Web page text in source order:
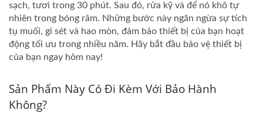
sạch, tươi trong 30 phút. Sau đó, rửa kỹ và để nó khô tự
nhiên trong bóng râm. Những bước này ngăn ngừa sự tích
tụ muối, gỉ sét và hao mòn, đảm bảo thiết bị của bạn hoạt
động tối ưu trong nhiều năm. Hãy bắt đầu bảo vệ thiết bị
của bạn ngay hôm nay!
Sản Phẩm Này Có Đi Kèm Với Bảo Hành
Không?